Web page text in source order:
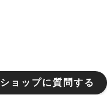
ショップに質問する